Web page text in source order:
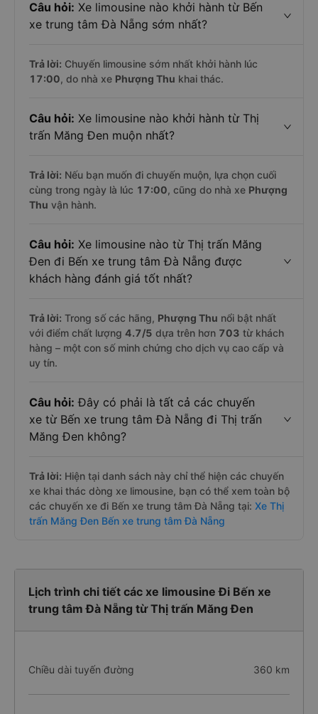
Câu hỏi: Xe limousine nào khởi hành từ Bến
xe trung tâm Đà Nẵng sớm nhất?
Trả lời: Chuyến limousine sớm nhất khởi hành lúc
17:00, do nhà xe Phượng Thu khai thác.
Câu hỏi: Xe limousine nào khởi hành từ Thị
trấn Măng Đen muộn nhất?
Trả lời: Nếu bạn muốn đi chuyến muộn, lựa chọn cuối
cùng trong ngày là lúc 17:00, cũng do nhà xe Phượng
Thu vận hành.
Câu hỏi: Xe limousine nào từ Thị trấn Măng
Đen đi Bến xe trung tâm Đà Nẵng được
khách hàng đánh giá tốt nhất?
Trả lời: Trong số các hãng, Phượng Thu nổi bật nhất
với điểm chất lượng 4.7/5 dựa trên hơn 703 từ khách
hàng – một con số minh chứng cho dịch vụ cao cấp và
uy tín.
Câu hỏi: Đây có phải là tất cả các chuyến
xe từ Bến xe trung tâm Đà Nẵng đi Thị trấn
Măng Đen không?
Trả lời: Hiện tại danh sách này chỉ thể hiện các chuyến
xe khai thác dòng xe limousine, bạn có thể xem toàn bộ
các chuyến xe đi Bến xe trung tâm Đà Nẵng tại: Xe Thị
trấn Măng Đen Bến xe trung tâm Đà Nẵng
Lịch trình chi tiết các xe limousine Đi Bến xe
trung tâm Đà Nẵng từ Thị trấn Măng Đen
Chiều dài tuyến đường 360 km